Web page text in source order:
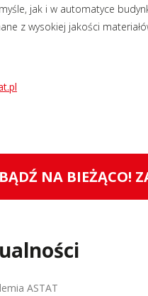
jak i w automatyce
z wysokiej jakości
BĄDŹ NA BIEŻĄCO!
ASTAT